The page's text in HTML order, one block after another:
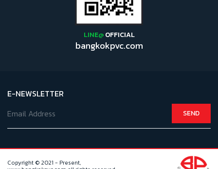
LINE@OFFICIAL
bangkokpvc.com
E-NEWSLETTER
SEND
Copyright © 2021 - Present,